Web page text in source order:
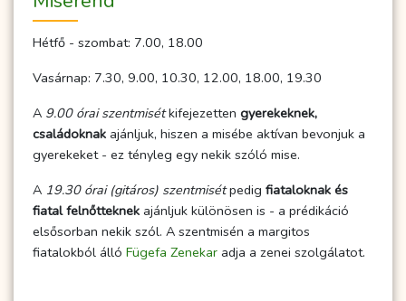
Hétfő - szombat: 7.00, 18.00
Vasárnap: 7.30, 9.00, 10.30, 12.00, 18.00, 19.30
A 9.00 órai szentmisétkifejezetten gyerekeknek,
családoknak ajánljuk, hiszen a misébe aktívan bevonjuk a
gyerekeket - ez tényleg egy nekik szóló mise.
A 19.30 órai (gitáros) szentmisétpedig fiataloknak és
fiatal felnőtteknek ajánljuk különösen is - a prédikáció
elsősorban nekik szól. A szentmisén a margitos
fiatalokból álló Fügefa Zenekar adja a zenei szolgálatot.